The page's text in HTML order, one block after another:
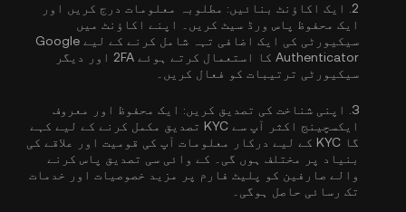
2. ایک اکاؤنٹ بنائیں: مطلوبہ معلومات درج کریں اور
ایک محفوظ پاس ورڈ سیٹ کریں۔ اپنے اکاؤنٹ میں
سیکیورٹی کی ایک اضافی تہہ شامل کرنے کے لیے Google
Authenticator کا استعمال کرتے ہوئے 2FA
اور دیگر
سیکیورٹی ترتیبات کو فعال کریں۔
3. اپنی شناخت کی تصدیق کریں: ایک محفوظ اور معروف
ایکسچینج اکثر آپ سے
KYC تصدیق مکمل کرنے کے لیے کہے
گا
KYC کے لیے درکار معلومات آپ کی قومیت اور علاقے کی
بنیاد پر مختلف ہوں گی۔ کے وائی سی تصدیق پاس کرنے
والے صارفین کو پلیٹ فارم پر مزید خصوصیات اور خدمات
تک رسائی حاصل ہوگی۔